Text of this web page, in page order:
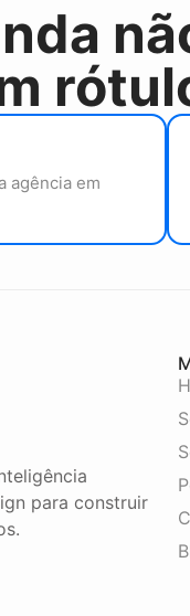
agência em
para construir